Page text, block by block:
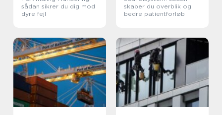
sådan sikrer du dig mod
dyre fejl
skaber du overblik og
bedre patientforløb